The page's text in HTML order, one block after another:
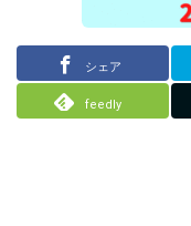
シェア
feedly